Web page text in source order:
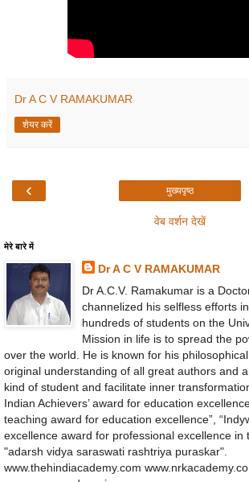
Dr A C V RAMAKUMAR
शेयर करें
‹ मुख्यपृष्ठ
वेब वर्शन देखें
मेरे बारे में
Dr A C V RAMAKUMAR
Dr A.C.V. Ramakumar is a
channelized his selfless efforts
hundreds of students on the
Mission in life is to spread the
over the world. He is known for his
original understanding of all great authors and
kind of student and facilitate inner
Indian Achievers’ award for education
teaching award for education excellence”,
excellence award for professional excellence in
"adarsh vidya saraswati rashtriya puraskar".
www.thehindiacademy.com